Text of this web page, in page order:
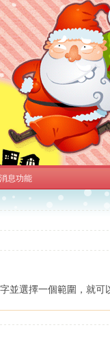
息功能
並選擇一個範圍，就